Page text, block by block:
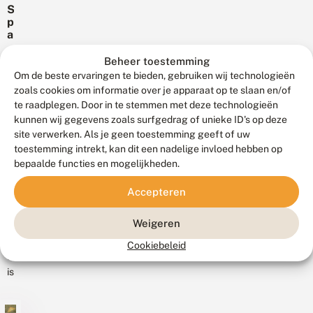
Beheer toestemming
Om de beste ervaringen te bieden, gebruiken wij technologieën
zoals cookies om informatie over je apparaat op te slaan en/of
te raadplegen. Door in te stemmen met deze technologieën
kunnen wij gegevens zoals surfgedrag of unieke ID's op deze
site verwerken. Als je geen toestemming geeft of uw
toestemming intrekt, kan dit een nadelige invloed hebben op
bepaalde functies en mogelijkheden.
Accepteren
Weigeren
Cookiebeleid
e
n
in
kleine
n
d
e
w
n
d
r
Nederland,
maar
over
vlinders
praten
gaat
dat
bijna
altijd
over
dagvlinders.
Op
S
p
a
het
nog
januari,
vrijwel
dagelijks
worden
de
voorjaarsspanners
gemeld
via
invoerportalen
van
en
29
december
2021
W
e
r
a
Eind
december
is
moment